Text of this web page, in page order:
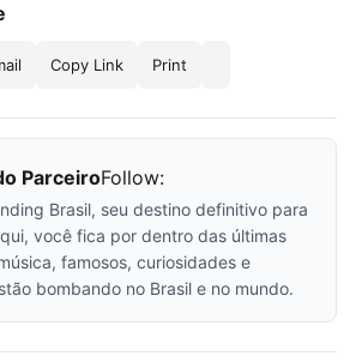
Copy Link Print
ParceiroFollow:
Brasil, seu destino definitivo para
você fica por dentro das últimas
famosos, curiosidades e
bombando no Brasil e no mundo.